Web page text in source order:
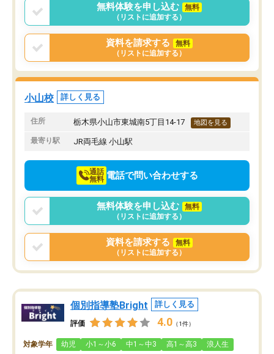
無料体験を申し込む
無料
（リストに追加する）
資料を請求する
無料
（リストに追加する）
小山校 詳しく見る
住所 栃木県小山市東城南5丁目14-17 地図を見る
最寄り駅 JR両毛線 小山駅
通話
無料 電話で問い合わせする
無料体験を申し込む
無料
（リストに追加する）
資料を請求する
無料
（リストに追加する）
個別指導塾Bright 詳しく見る
評価 4.0 （1件）
対象学年 幼児 小1～小6 中1～中3 高1～高3 浪人生